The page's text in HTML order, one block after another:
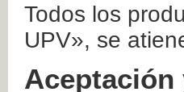
Todos los
UPV», se
Aceptación